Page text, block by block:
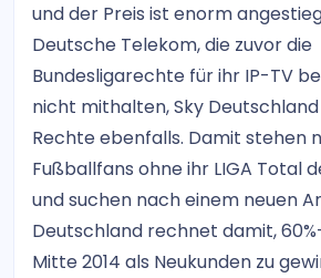
und der Preis ist enorm
Deutsche Telekom, die zuvor die
Bundesligarechte für ihr IP-TV
nicht mithalten, Sky
Rechte ebenfalls. Damit stehen
Fußballfans ohne ihr LIGA Total
und suchen nach einem neuen
Deutschland rechnet damit,
Mitte 2014 als Neukunden zu